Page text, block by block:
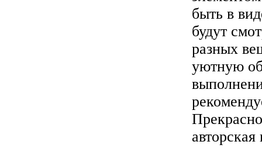
быть в
будут
разных
уютную
авторская